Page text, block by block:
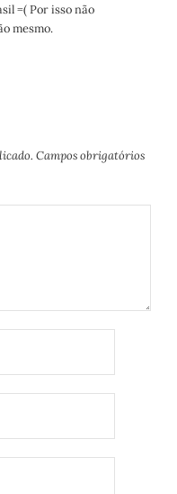
=( Por isso não
mesmo.
Campos obrigatórios